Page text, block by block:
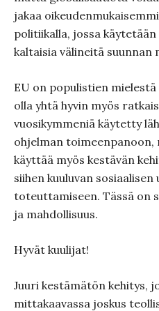
jakaa
politiikalla, jossa
kaltaisia välineitä suunnan
EU on populistien
olla yhtä hyvin myös
vuosikymmeniä käytetty
ohjelman
käyttää myös kestävän
siihen kuuluvan
toteuttamiseen. Tässä on
ja mahdollisuus.
Hyvät kuulijat!
Juuri kestämätön kehitys,
mittakaavassa joskus